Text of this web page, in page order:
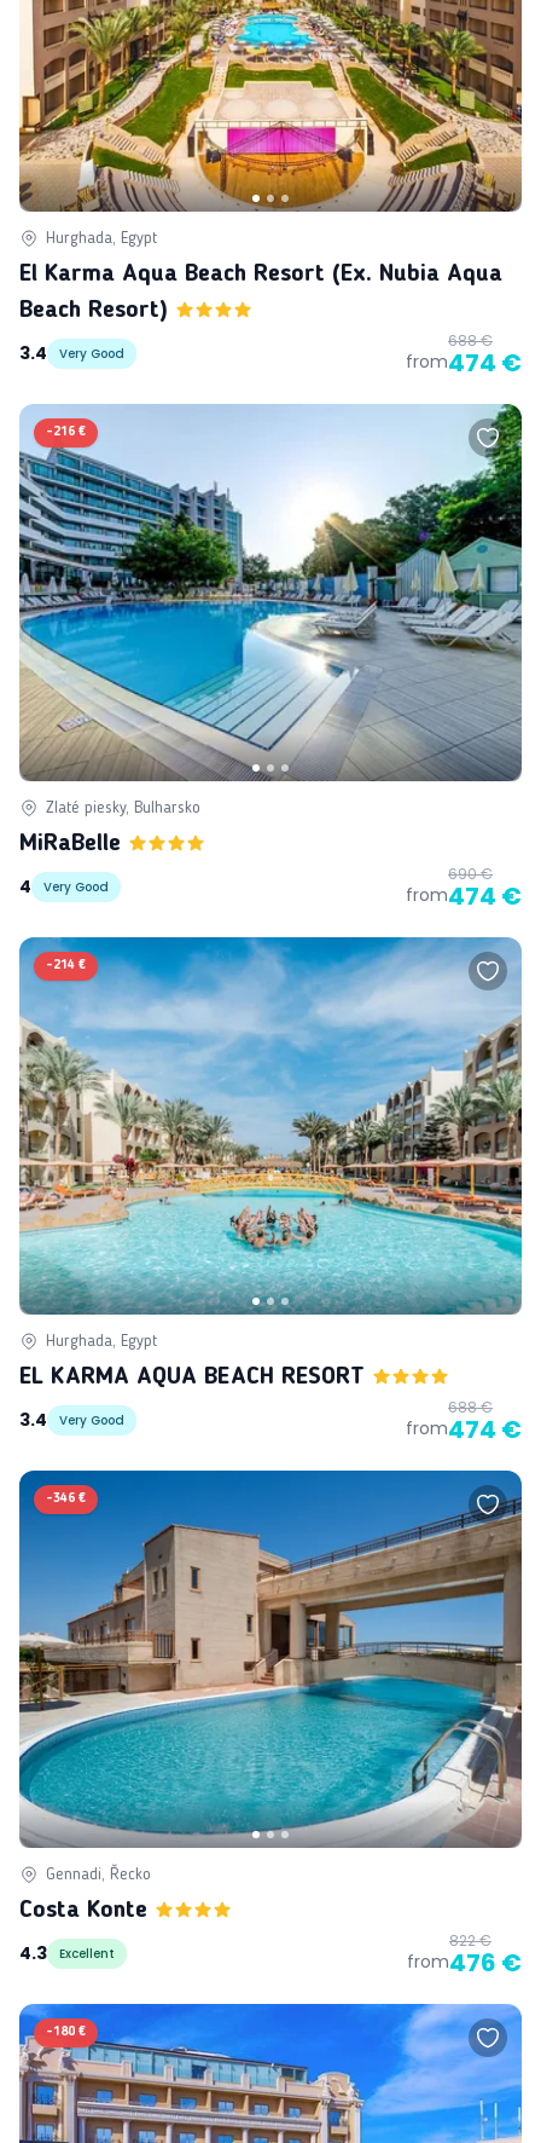
Hurghada, Egypt
El Karma Aqua Beach Resort (ex. Nubia Aqua
Beach Resort)
3.4
Very Good from
688 €
474 €
-216 €
Zlaté piesky, Bulharsko
MiRaBelle
4
Very Good from
690 €
474 €
-214 €
Hurghada, Egypt
EL KARMA AQUA BEACH RESORT
3.4
Very Good from
688 €
474 €
-346 €
Gennadi, Řecko
Costa Konte
4.3
Excellent from
822 €
476 €
-180 €